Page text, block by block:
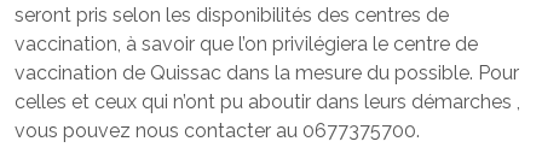
seront pris selon les disponibilités des centres de
vaccination, à savoir que l’on privilégiera le centre de
vaccination de Quissac dans la mesure du possible. Pour
celles et ceux qui n’ont pu aboutir dans leurs démarches ,
vous pouvez nous contacter au 0677375700.